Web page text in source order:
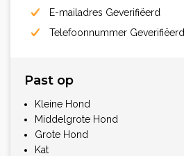
E-mailadres Geverifiëerd
Telefoonnummer Geverifiëerd
Past op
Kleine Hond
Middelgrote Hond
Grote Hond
Kat